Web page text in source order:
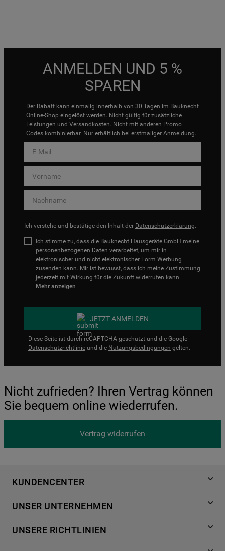
ANMELDEN UND 5 %
SPAREN
Der Rabatt kann einmalig innerhalb von 30 Tagen im Bauknecht
Online-Shop eingelöst werden. Nicht gültig für zusätzliche
Leistungen und Versandkosten. Nicht mit anderen Promo
Codes kombinierbar. Nur erhältlich bei erstmaliger Anmeldung.
Ich verstehe und bestätige den Inhalt der Datenschutzerklärung.
Ich stimme zu, dass die Bauknecht Hausgeräte GmbH meine
personenbezogenen Daten verarbeitet, um mir in
elektronischer und nicht elektronischer Form Werbung
zusenden kann. Mir ist bewusst, dass ich meine Zustimmung
jederzeit mit Wirkung für die Zukunft widerrufen kann.
Mehr anzeigen
JETZT ANMELDEN
Diese Seite ist durch reCAPTCHA geschützt und die Google
Datenschutzrichtlinie und die Nutzungsbedingungen gelten.
Nicht zufrieden? Ihren Vertrag können
Sie bequem online wiederrufen.
Vertrag widerrufen
KUNDENCENTER
Händlersuche
Häufige Fragen
UNSER UNTERNEHMEN
Für Händler
UNSERE RICHTLINIEN